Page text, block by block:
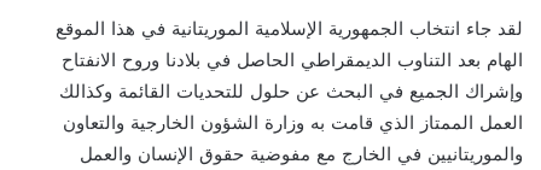
لقد جاء انتخاب الجمهورية الإسلامية الموريتانية في هذا الموقع
الهام بعد التناوب الديمقراطي الحاصل في بلادنا وروح الانفتاح
وإشراك الجميع في البحث عن حلول للتحديات القائمة وكذالك
العمل الممتاز الذي قامت به وزارة الشؤون الخارجية والتعاون
والموريتانيين في الخارج مع مفوضية حقوق الإنسان والعمل